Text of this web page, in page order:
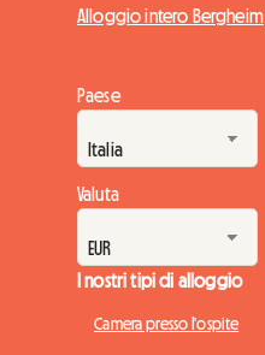
Alloggio intero Bergheim
Paese
Valuta
I nostri tipi di alloggio
Camera presso l'ospite